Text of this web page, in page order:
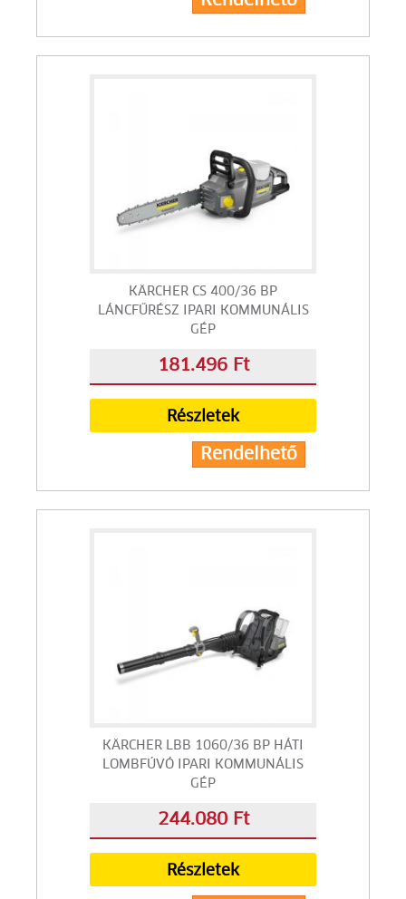
KÄRCHER CS 400/36 BP
LÁNCFŰRÉSZ IPARI KOMMUNÁLIS
GÉP
181.496 Ft
Részletek
Rendelhető
KÄRCHER LBB 1060/36 BP HÁTI
LOMBFÚVÓ IPARI KOMMUNÁLIS
GÉP
244.080 Ft
Részletek